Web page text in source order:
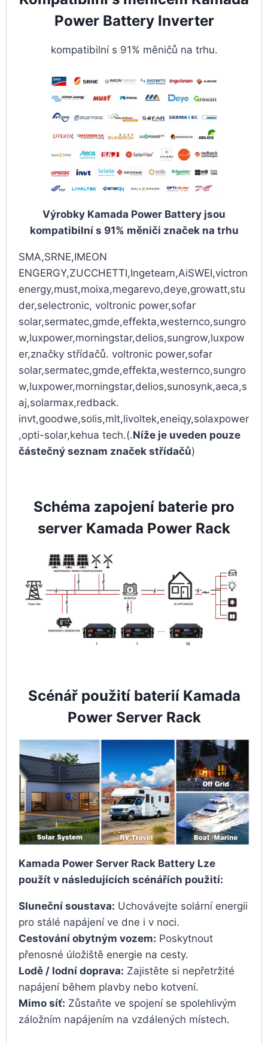
Power Battery Inverter
kompatibilní s 91% měničů na trhu.
Výrobky Kamada Power Battery jsou
kompatibilní s 91% měniči značek na trhu
SMA,SRNE,IMEON
ENGERGY,ZUCCHETTI,Ingeteam,AiSWEI,victron
energy,must,moixa,megarevo,deye,growatt,stu
der,selectronic, voltronic power,sofar
solar,sermatec,gmde,effekta,westernco,sungro
w,luxpower,morningstar,delios,sungrow,luxpow
er,značky střídačů. voltronic power,sofar
solar,sermatec,gmde,effekta,westernco,sungro
w,luxpower,morningstar,delios,sunosynk,aeca,s
aj,solarmax,redback.
invt,goodwe,solis,mlt,livoltek,eneiqy,solaxpower
,opti-solar,kehua tech.(.Níže je uveden pouze
částečný seznam značek střídačů)
Schéma zapojení baterie pro
server Kamada Power Rack
Scénář použití baterií Kamada
Power Server Rack
Kamada Power Server Rack Battery Lze
použít v následujících scénářích použití:
Sluneční soustava: Uchovávejte solární energii
pro stálé napájení ve dne i v noci.
Cestování obytným vozem: Poskytnout
přenosné úložiště energie na cesty.
Lodě / lodní doprava: Zajistěte si nepřetržité
napájení během plavby nebo kotvení.
Mimo síť: Zůstaňte ve spojení se spolehlivým
záložním napájením na vzdálených místech.